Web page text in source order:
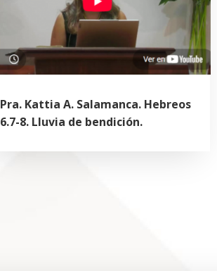
Pra. Kattia A. Salamanca. Hebreos
6.7-8. Lluvia de bendición.